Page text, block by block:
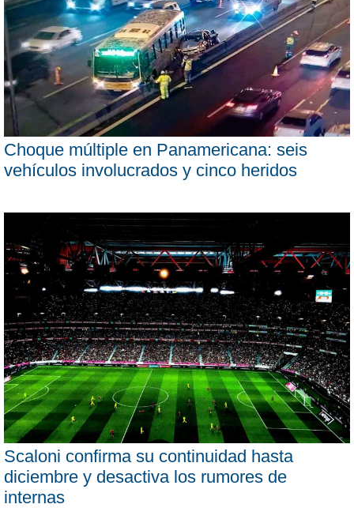
Choque múltiple en Panamericana: seis
vehículos involucrados y cinco heridos
Scaloni confirma su continuidad hasta
diciembre y desactiva los rumores de
internas